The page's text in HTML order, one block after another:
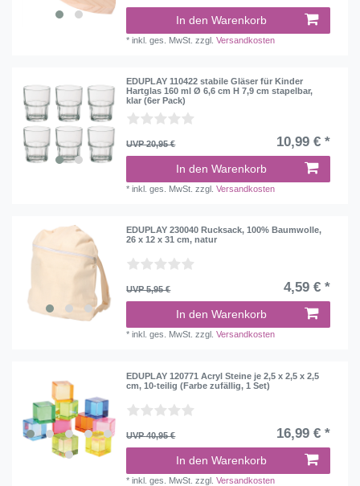
In den Warenkorb
*inkl. ges. MwSt. zzgl.Versandkosten
EDUPLAY 110422 stabile Gläser für Kinder
Hartglas 160 ml Ø 6,6 cm H 7,9 cm stapelbar,
klar (6er Pack)
UVP 20,95 € 10,99 € *
In den Warenkorb
*inkl. ges. MwSt. zzgl.Versandkosten
EDUPLAY 230040 Rucksack, 100% Baumwolle,
26 x 12 x 31 cm, natur
UVP 5,95 € 4,59 € *
In den Warenkorb
*inkl. ges. MwSt. zzgl.Versandkosten
EDUPLAY 120771 Acryl Steine je 2,5 x 2,5 x 2,5
cm, 10-teilig (Farbe zufällig, 1 Set)
UVP 40,95 € 16,99 € *
In den Warenkorb
*inkl. ges. MwSt. zzgl.Versandkosten